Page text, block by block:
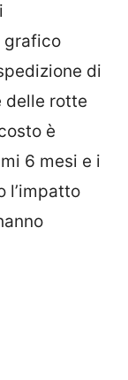
grafico
di
delle rotte
è
6 mesi e i
l’impatto